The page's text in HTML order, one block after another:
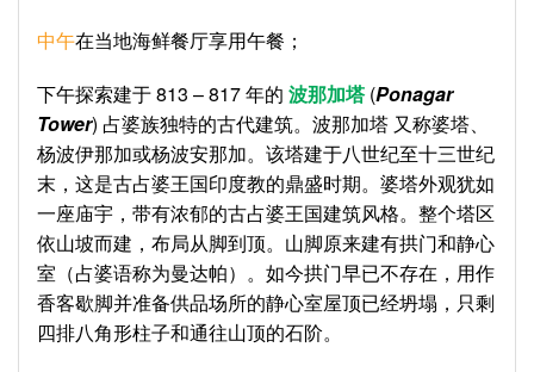
中午在当地海鲜餐厅享用午餐；
下午探索建于 813 – 817 年的 波那加塔(Ponagar
Tower) 占婆族独特的古代建筑。波那加塔 又称婆塔、
杨波伊那加或杨波安那加。该塔建于八世纪至十三世纪
末，这是古占婆王国印度教的鼎盛时期。婆塔外观犹如
一座庙宇，带有浓郁的古占婆王国建筑风格。整个塔区
依山坡而建，布局从脚到顶。山脚原来建有拱门和静心
室（占婆语称为曼达帕）。如今拱门早已不存在，用作
香客歇脚并准备供品场所的静心室屋顶已经坍塌，只剩
四排八角形柱子和通往山顶的石阶。